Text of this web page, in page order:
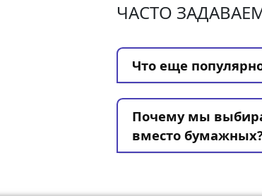
ЧАСТО
Что еще
Почему мы
вместо